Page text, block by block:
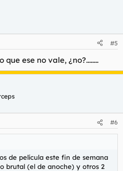
#5
ese no vale, ¿no?........
#6
de película este fin de semana
brutal (el de anoche) y otros 2